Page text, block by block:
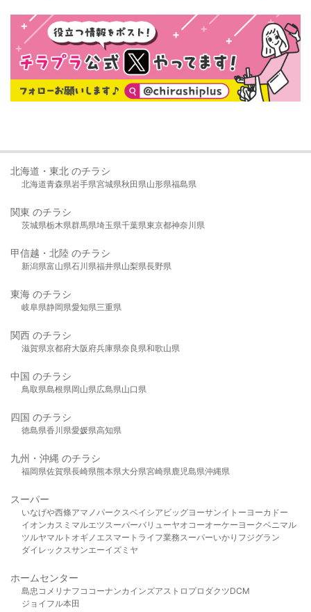
北海道・東北 のチラシ
北海道青森県岩手県宮城県秋田県山形県福島県
関東 のチラシ
茨城県栃木県群馬県埼玉県千葉県東京都神奈川県
甲信越・北陸 のチラシ
新潟県富山県石川県福井県山梨県長野県
東海 のチラシ
岐阜県静岡県愛知県三重県
関西 のチラシ
滋賀県京都府大阪府兵庫県奈良県和歌山県
中国 のチラシ
鳥取県島根県岡山県広島県山口県
四国 のチラシ
徳島県香川県愛媛県高知県
九州・沖縄 のチラシ
福岡県佐賀県長崎県熊本県大分県宮崎県鹿児島県沖縄県
スーパー
いなげや西條アマノパークスベイシア ビッグヨーサンイトーヨーカドー
イオンカスミ マルエツスーパーバリューヤオコーオーケー ヨークベニマル
ツルヤマルト オギノ エスマート ライフ業務スーパーいかり フジグラン
ダイレックスサンエーイズミヤ
ホームセンター
島忠 コメリ ナフコ コーナンカインズアストロプロダクツDCM
ジョイフル本田